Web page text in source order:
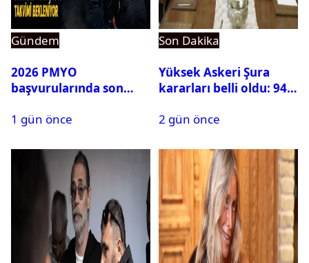
Gündem
2026 PMYO
başvurularında son
1 gün önce
Son Dakika
Yüksek Askeri Şura
kararları belli oldu: 94
2 gün önce